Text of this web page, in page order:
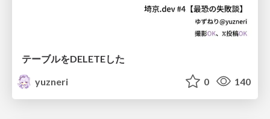
テーブルをDELETEした
yuzneri
0 140